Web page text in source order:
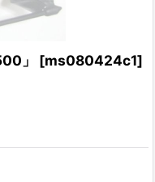
」 [ms080424c1]